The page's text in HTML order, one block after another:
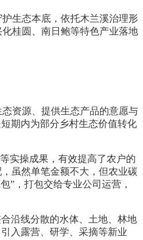
生态本底，依托木兰溪治理形
桂圆、南日鲍等特色产业落地
资源、提供生态产品的意愿与
期内为部分乡村生态价值转化
实操成果，有效提高了农户的
虽然单笔金额不大，但农业碳
”，打包交给专业公司运营，
沿线分散的水体、土地、林地
入露营、研学、采摘等新业